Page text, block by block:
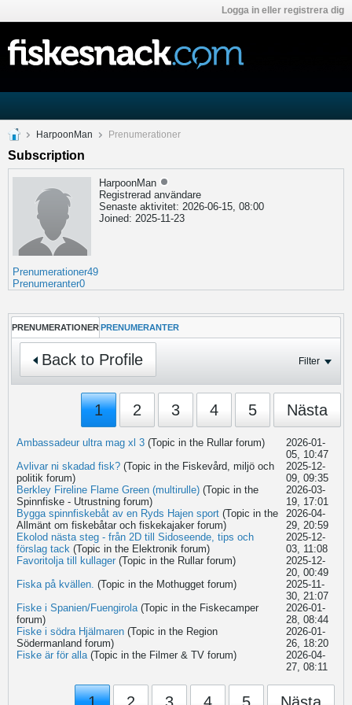
Logga in eller registrera dig
HarpoonMan Prenumerationer
Subscription
HarpoonMan
Registrerad användare
Senaste aktivitet: 2026-06-15, 08:00
Joined: 2025-11-23
Prenumerationer49
Prenumeranter0
PRENUMERATIONER PRENUMERANTER
Back to Profile Filter
1 2 3 4 5 Nästa
Ambassadeur ultra mag xl 3 (Topic in the Rullarforum)
2026-01-
05, 10:47
Avlivar ni skadad fisk? (Topic in the Fiskevård, miljö och
politik forum)
2025-12-
09, 09:35
Berkley Fireline Flame Green (multirulle) (Topic in the
Spinnfiske - Utrustningforum)
2026-03-
19, 17:01
Bygga spinnfiskebåt av en Ryds Hajen sport (Topic in the
Allmänt om fiskebåtar och fiskekajakerforum)
2026-04-
29, 20:59
Ekolod nästa steg - från 2D till Sidoseende, tips och
förslag tack (Topic in the Elektronik forum)
2025-12-
03, 11:08
Favoritolja till kullager (Topic in the Rullarforum)
2025-12-
20, 00:49
Fiska på kvällen. (Topic in the Mothuggetforum)
2025-11-
30, 21:07
Fiske i Spanien/Fuengirola (Topic in the Fiskecamper
forum)
2026-01-
28, 08:44
Fiske i södra Hjälmaren (Topic in the Region
Södermanlandforum)
2026-01-
26, 18:20
Fiske är för alla (Topic in the Filmer & TVforum)
2026-04-
27, 08:11
1 2 3 4 5 Nästa